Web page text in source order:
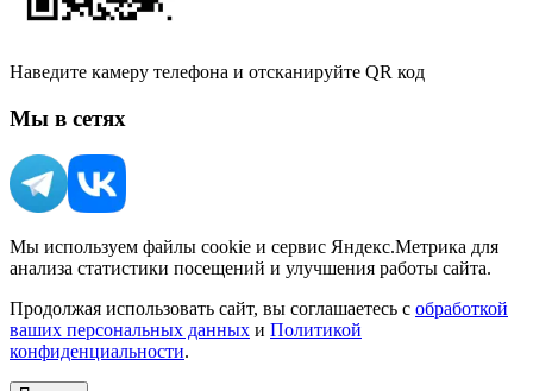
Наведите камеру телефона и отсканируйте QR код
Мы в сетях
Мы используем файлы cookie и сервис Яндекс.Метрика для
анализа статистики посещений и улучшения работы сайта.
Продолжая использовать сайт, вы соглашаетесь с обработкой
ваших персональных данных и Политикой
конфиденциальности.